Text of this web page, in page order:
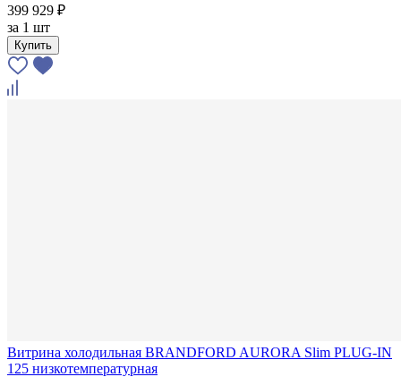
399 929 ₽
за 1 шт
Купить
Витрина холодильная BRANDFORD AURORA Slim PLUG-IN
125 низкотемпературная